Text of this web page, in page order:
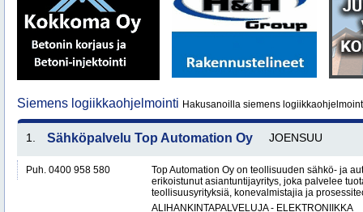
Siemens logiikkaohjelmointi Hakusanoilla siemens
1. Sähköpalvelu Top Automation Oy JOENSUU
Puh. 0400 958 580
Top Automation Oy on teollisuuden sähkö- ja
erikoistunut asiantuntijayritys, joka palvelee
teollisuusyrityksiä, konevalmistajia ja
ALIHANKINTAPALVELUJA - ELEKTRONIIKKA